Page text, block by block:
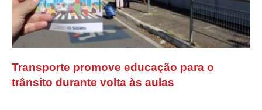
Transporte promove educação para o
trânsito durante volta às aulas